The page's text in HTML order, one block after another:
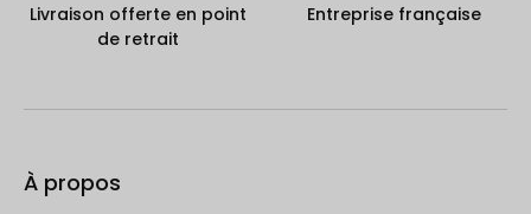
Livraison offerte en point
de retrait
Entreprise française
À propos